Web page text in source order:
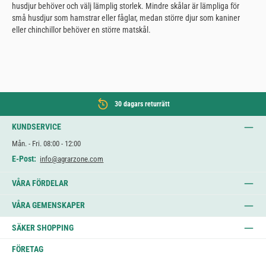
husdjur behöver och välj lämplig storlek. Mindre skålar är lämpliga för
små husdjur som hamstrar eller fåglar, medan större djur som kaniner
eller chinchillor behöver en större matskål.
30 dagars returrätt
KUNDSERVICE
Mån. - Fri. 08:00 - 12:00
E-Post: info@agrarzone.com
VÅRA FÖRDELAR
VÅRA GEMENSKAPER
SÄKER SHOPPING
FÖRETAG